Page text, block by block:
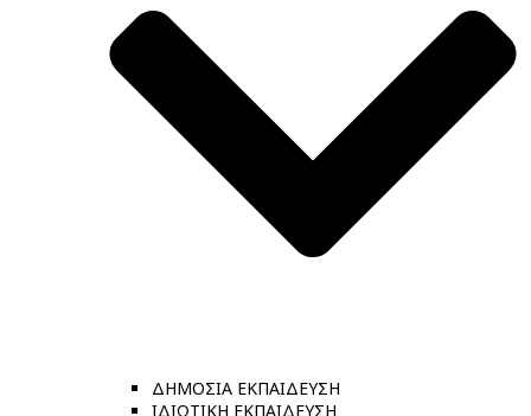
ΔΗΜΟΣΙΑ ΕΚΠΑΙΔΕΥΣΗ
ΙΔΙΩΤΙΚΗ ΕΚΠΑΙΔΕΥΣΗ